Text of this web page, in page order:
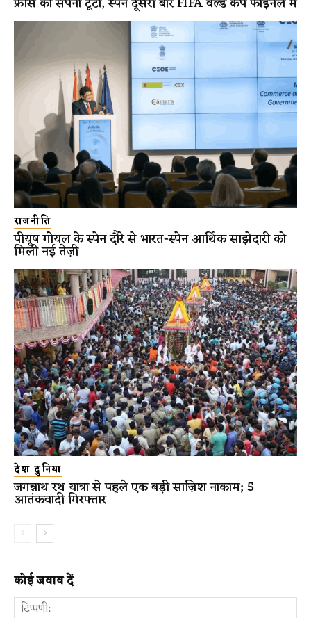
राजनीति
पीयूष गोयल के स्पेन दौरे से भारत-स्पेन आर्थिक साझेदारी को
मिली नई तेज़ी
देश दुनिया
जगन्नाथ रथ यात्रा से पहले एक बड़ी साज़िश नाकाम; 5
आतंकवादी गिरफ्तार
कोई जवाब दें